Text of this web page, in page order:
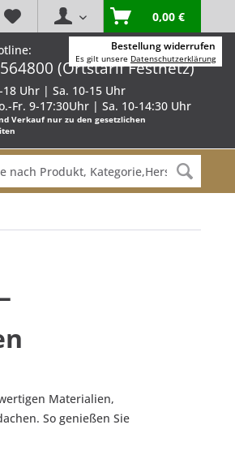
0,00 €
(Ortstarif Festnetz)
18 Uhr | Sa. 10-15 Uhr
Fr. 9-17:30Uhr | Sa. 10-14:30 Uhr
Verkauf nur zu den gesetzlichen
Materialien,
So genießen Sie
Bestellung widerrufen
Es gilt unsere Datenschutzerklärung